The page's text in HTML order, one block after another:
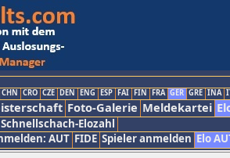
CHN CRO CZE DEN ENG ESP FAI FIN FRA GER GRE INA
Foto-Galerie Meldekartei
Schnellschach-Elozahl
AUT FIDE Spieler anmelden Elo